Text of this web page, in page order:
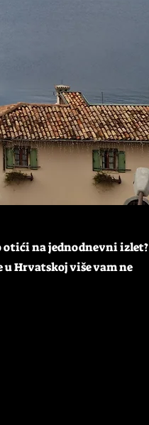
otići na jednodnevni izlet?
Hrvatskoj više vam ne